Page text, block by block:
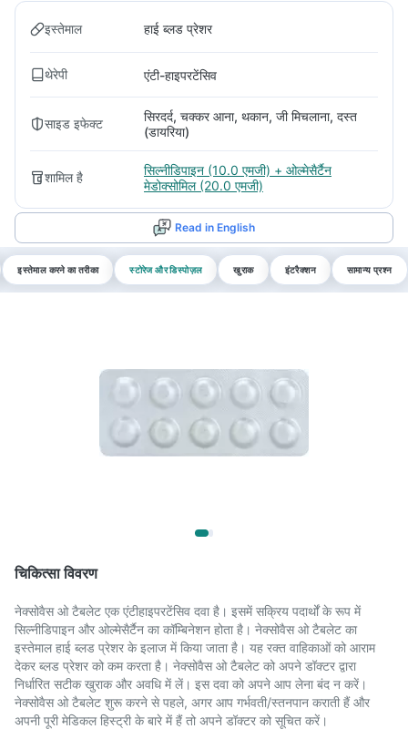
इस्तेमाल हाई ब्लड प्रेशर
थेरेपी एंटी-हाइपरटेंसिव
साइड इफेक्ट
सिरदर्द, चक्कर आना, थकान, जी मिचलाना, दस्त
(डायरिया)
शामिल है
सिल्नीडिपाइन (10.0 एमजी) + ओल्मेसैर्टैन
मेडोक्सोमिल (20.0 एमजी)
Read in English
इस्तेमाल करने का तरीका स्टोरेज और डिस्पोज़ल खुराक इंटरैक्शन सामान्य प्रश्न
चिकित्सा विवरण
नेक्सोवैस ओ टैबलेट एक एंटीहाइपरटेंसिव दवा है। इसमें सक्रिय पदार्थों के रूप में
सिल्नीडिपाइन और ओल्मेसैर्टैन का कॉम्बिनेशन होता है। नेक्सोवैस ओ टैबलेट का
इस्तेमाल हाई ब्लड प्रेशर के इलाज में किया जाता है। यह रक्त वाहिकाओं को आराम
देकर ब्लड प्रेशर को कम करता है। नेक्सोवैस ओ टैबलेट को अपने डॉक्टर द्वारा
निर्धारित सटीक खुराक और अवधि में लें। इस दवा को अपने आप लेना बंद न करें।
नेक्सोवैस ओ टैबलेट शुरू करने से पहले, अगर आप गर्भवती/स्तनपान कराती हैं और
अपनी पूरी मेडिकल हिस्ट्री के बारे में हैं तो अपने डॉक्टर को सूचित करें।